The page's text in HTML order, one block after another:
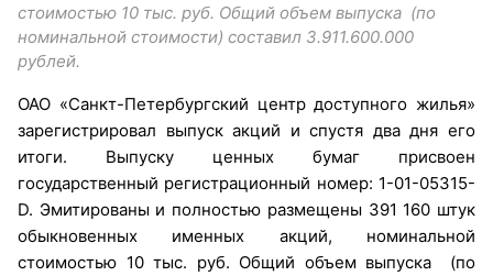
стоимостью 10 тыс. руб. Общий объем выпуска (по
номинальной стоимости) составил 3.911.600.000
рублей.
ОАО «Санкт-Петербургский центр доступного жилья»
зарегистрировал выпуск акций и спустя два дня его
итоги. Выпуску ценных бумаг присвоен
государственный регистрационный номер: 1-01-05315-
D. Эмитированы и полностью размещены 391 160 штук
обыкновенных именных акций, номинальной
стоимостью 10 тыс. руб. Общий объем выпуска (по